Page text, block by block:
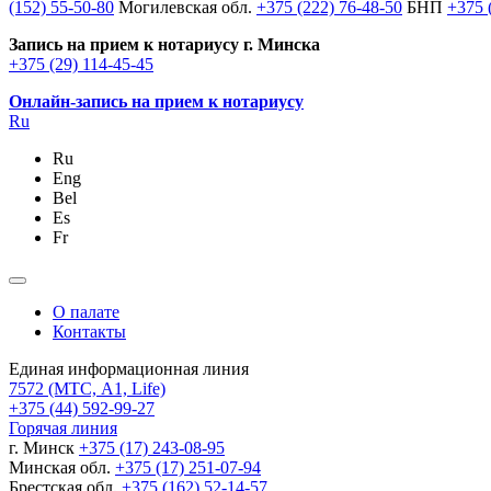
(152) 55-50-80 Могилевская обл. +375 (222) 76-48-50 БНП +375
Запись на прием к нотариусу г. Минска
+375 (29) 114-45-45
Онлайн-запись на прием к нотариусу
Ru
Ru
Eng
Bel
Es
Fr
О палате
Контакты
Единая информационная линия
7572 (МТС, A1, Life)
+375 (44) 592-99-27
Горячая линия
г. Минск +375 (17) 243-08-95
Минская обл. +375 (17) 251-07-94
Брестская обл. +375 (162) 52-14-57